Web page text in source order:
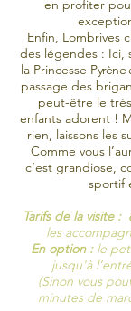
en profiter
Enfin, Lombrives
des légendes : Ici,
la Princesse Pyrène
passage des
peut-être le
enfants adorent !
rien, laissons les
Comme vous
c’est grandiose,
sportif
Tarifs de la visite :
les
En option :le
jusqu'à
(Sinon vous
minutes de